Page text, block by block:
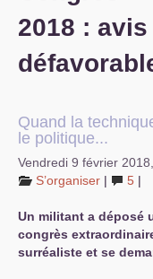
S’organiser
Comprendre...
2018 : avis
Quand la
le politique...
Vendredi 9 février 2018
S’organiser | 5 |
Un militant a déposé
congrès
surréaliste et se